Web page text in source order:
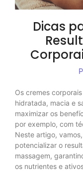
Dicas
Os cremes
hidratada, macia e
maximizar os
por exemplo, com
Neste artigo,
potencializar o
massagem,
os nutrientes e